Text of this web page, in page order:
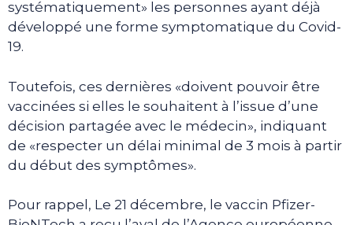
systématiquement» les personnes ayant déjà
développé une forme symptomatique du Covid-
19.
Toutefois, ces dernières «doivent pouvoir être
vaccinées si elles le souhaitent à l’issue d’une
décision partagée avec le médecin», indiquant
de «respecter un délai minimal de 3 mois à partir
du début des symptômes».
Pour rappel, Le 21 décembre, le vaccin Pfizer-